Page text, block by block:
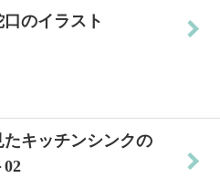
のイラスト
たキッチンシンクの
02